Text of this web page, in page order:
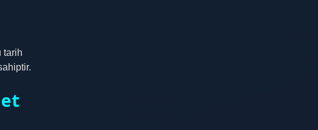
tarih